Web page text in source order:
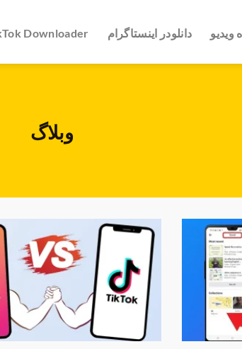
ویدیو دانلودر اینستاگرام Downloader
وبلاگ